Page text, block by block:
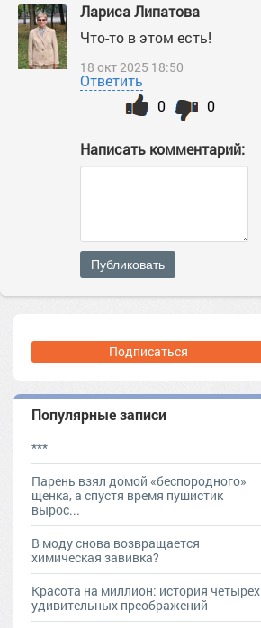
Лариса Липатова
Что-то в этом есть!
18 окт 2025 18:50
Ответить
0
0
Написать комментарий:
Публиковать
Подписаться
Популярные записи
***
Парень взял домой «беспородного»
щенка, а спустя время пушистик
вырос...
В моду снова возвращается
химическая завивка?
Красота на миллион: история четырех
удивительных преображений